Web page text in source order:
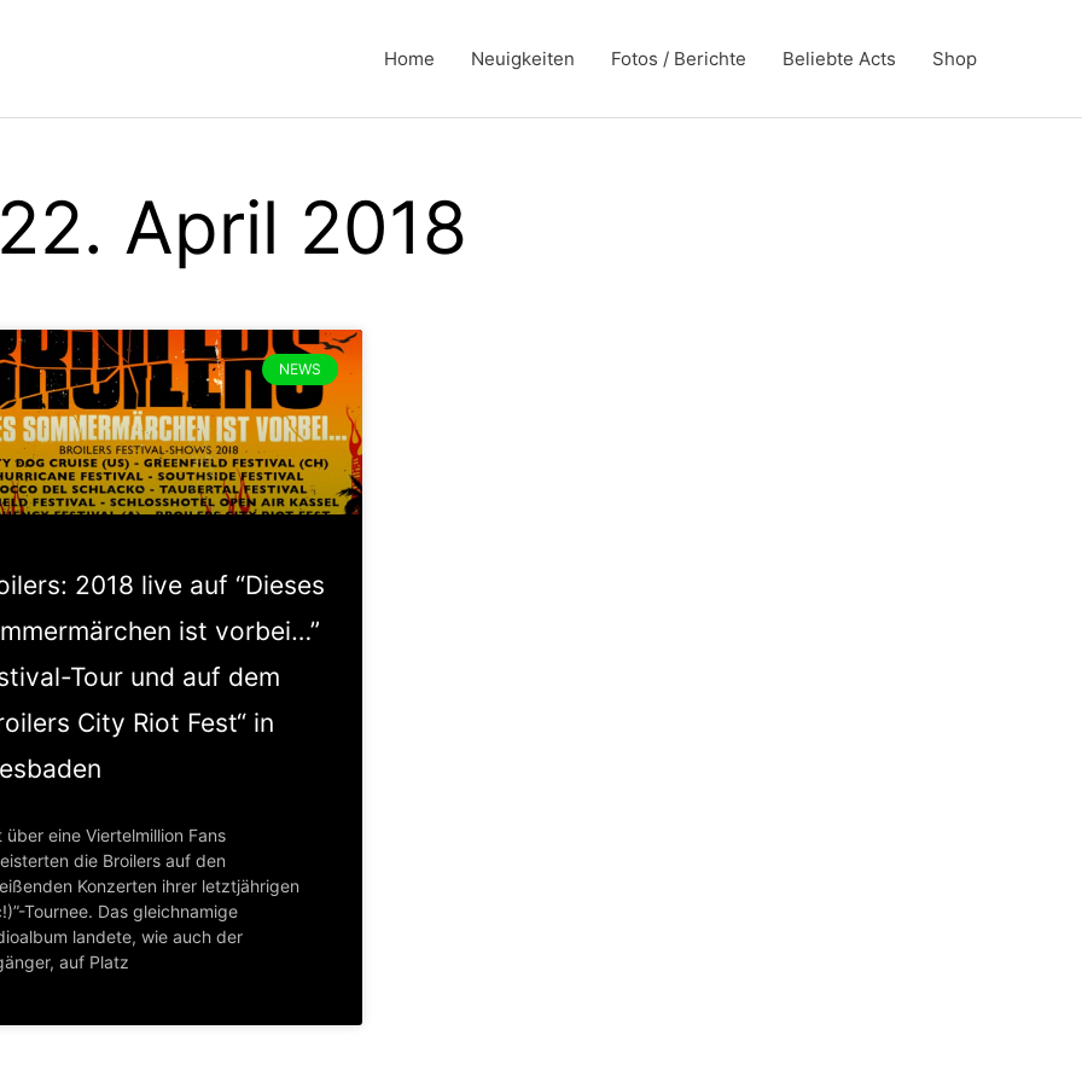
Home Neuigkeiten Fotos / Berichte Beliebte Acts Shop
April 2018
NEWS
2018 live auf “Dieses
ist vorbei…”
Tour und auf dem
City Riot Fest“ in
über eine Viertelmillion Fans
die Broilers auf den
Konzerten ihrer letztjährigen
Tournee. Das gleichnamige
landete, wie auch der
auf Platz